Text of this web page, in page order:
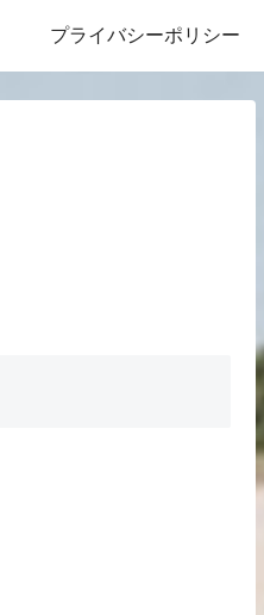
プライバシーポリシー